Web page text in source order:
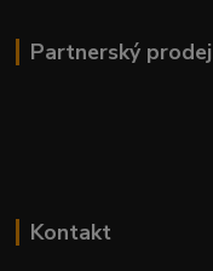
Partnerský prodej
Kontakt